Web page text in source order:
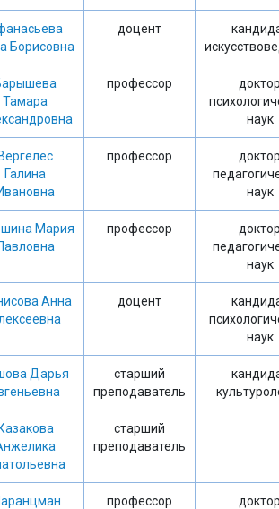
Борисовна
доцент
Тамара
профессор
наук
Вергелес
Галина
профессор
наук
Мария
профессор
наук
Анна
доцент
наук
Дарья
старший
преподаватель
Казакова
старший
преподаватель
профессор